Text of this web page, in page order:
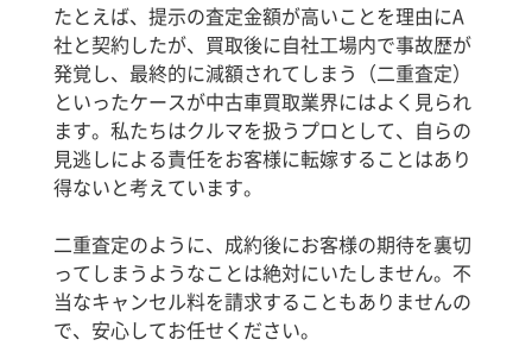
たとえば、提示の査定金額が高いことを理由にA
社と契約したが、買取後に自社工場内で事故歴が
発覚し、最終的に減額されてしまう（二重査定）
といったケースが中古車買取業界にはよく見られ
ます。私たちはクルマを扱うプロとして、自らの
見逃しによる責任をお客様に転嫁することはあり
得ないと考えています。
二重査定のように、成約後にお客様の期待を裏切
ってしまうようなことは絶対にいたしません。不
当なキャンセル料を請求することもありませんの
で、安心してお任せください。